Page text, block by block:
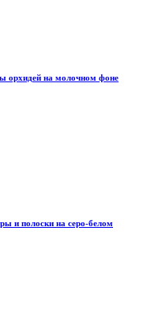
орхидей на молочном фоне
и полоски на серо-белом